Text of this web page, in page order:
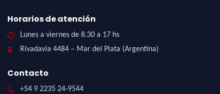
Horarios de atención
Lunes a viernes de 8.30 a 17 hs
Rivadavia 4484 – Mar del Plata (Argentina)
Contacto
+54 9 2235 24-9544